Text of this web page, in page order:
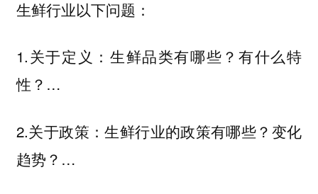
生鲜行业以下问题：
1.关于定义：生鲜品类有哪些？有什么特
性？…
2.关于政策：生鲜行业的政策有哪些？变化
趋势？…